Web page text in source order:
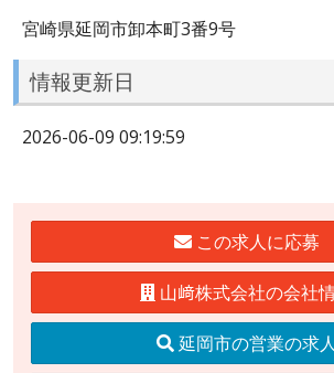
宮崎県延岡市卸本町3番9号
情報更新日
2026-06-09 09:19:59
この求人に応募
山﨑株式会社の会社
延岡市の営業の求人